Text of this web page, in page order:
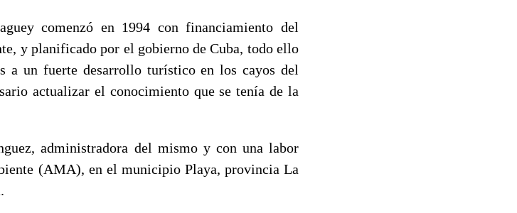
comenzó en 1994 con financiamiento del
y planificado por el gobierno de Cuba, todo ello
a un fuerte desarrollo turístico en los cayos del
actualizar el conocimiento que se tenía de la
administradora del mismo y con una labor
(AMA), en el municipio Playa, provincia La